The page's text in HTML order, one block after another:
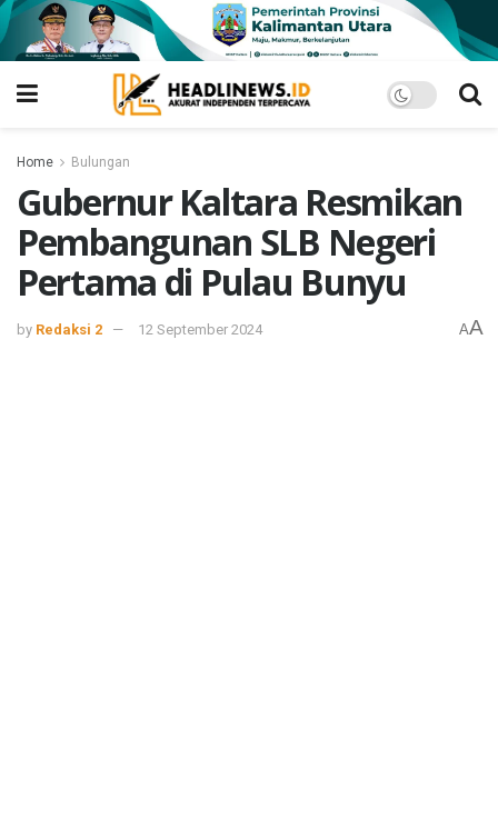
Home Bulungan
Gubernur Kaltara Resmikan
Pembangunan SLB Negeri
Pertama di Pulau Bunyu
by Redaksi 2 12 September 2024 AA